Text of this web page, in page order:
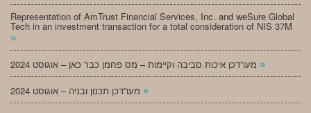
Representation of AmTrust Financial Services, Inc. and weSure Global
Tech in an investment transaction for a total consideration of NIS 37M
»
»
»